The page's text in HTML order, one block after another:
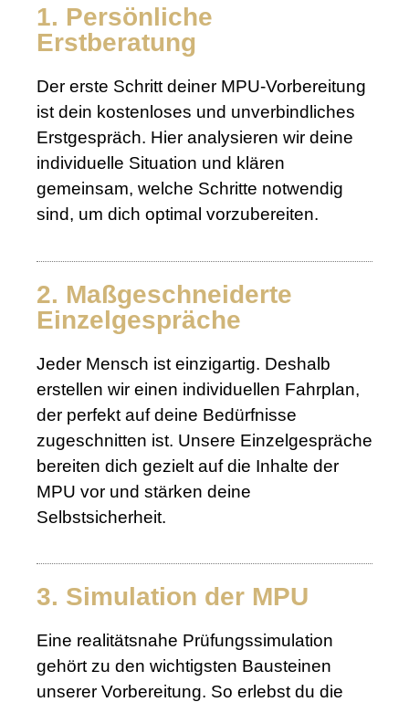
1. Persönliche
Erstberatung
Der erste Schritt deiner MPU-Vorbereitung
ist dein kostenloses und unverbindliches
Erstgespräch. Hier analysieren wir deine
individuelle Situation und klären
gemeinsam, welche Schritte notwendig
sind, um dich optimal vorzubereiten.
2. Maßgeschneiderte
Einzelgespräche
Jeder Mensch ist einzigartig. Deshalb
erstellen wir einen individuellen Fahrplan,
der perfekt auf deine Bedürfnisse
zugeschnitten ist. Unsere Einzelgespräche
bereiten dich gezielt auf die Inhalte der
MPU vor und stärken deine
Selbstsicherheit.
3. Simulation der MPU
Eine realitätsnahe Prüfungssimulation
gehört zu den wichtigsten Bausteinen
unserer Vorbereitung. So erlebst du die